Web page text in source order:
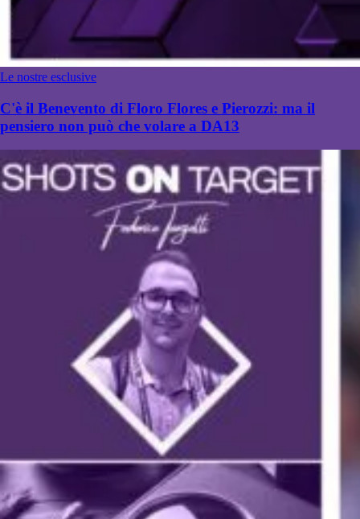
Le nostre esclusive
C'è il Benevento di Floro Flores e Pierozzi: ma il
pensiero non può che volare a DA13